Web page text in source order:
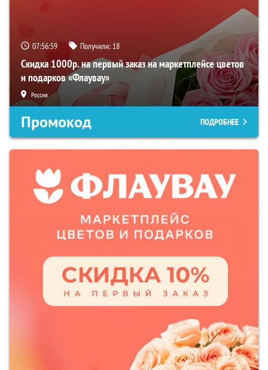
07:56:58 Получили: 18
Скидка 1000р. на первый заказ на маркетплейсе цветов
и подарков «Флаувау»
Россия
Промокод ПОДРОБНЕЕ